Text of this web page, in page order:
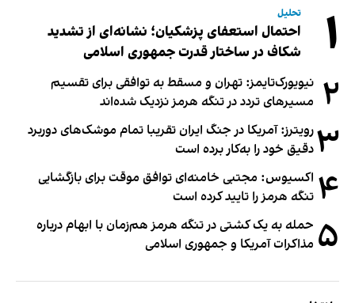
۱ تحلیل
احتمال استعفای پزشکیان؛ نشانه‌ای از تشدید
شکاف در ساختار قدرت جمهوری اسلامی
۲ نیویورک‌تایمز: تهران و مسقط به توافقی برای تقسیم
مسیرهای تردد در تنگه هرمز نزدیک شده‌اند
۳رویترز: آمریکا در جنگ ایران تقریبا تمام موشک‌های دوربرد
دقیق خود را به‌کار برده است
۴ اکسیوس: مجتبی خامنه‌ای توافق موقت برای بازگشایی
تنگه هرمز را تایید کرده است
۵ حمله به یک کشتی در تنگه هرمز هم‌زمان با ابهام درباره
مذاکرات آمریکا و جمهوری اسلامی